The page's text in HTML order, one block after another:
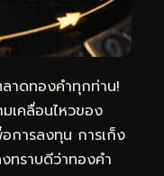
าดทองคำทุกท่าน!
เคลื่อนไหวของ
อการลงทุน การเก็ง
ทราบดีว่าทองคำ